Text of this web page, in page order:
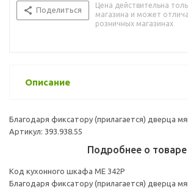
Поделиться
Цена действительна
магазина и может
розничных магазинах
Описание
Благодаря фиксатору (прилагается) дверца
Артикул: 393.938.55
Подробнее о товаре
Код кухонного шкафа ME 342P
Благодаря фиксатору (прилагается) дверца